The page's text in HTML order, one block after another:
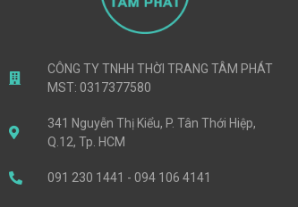
CÔNG TY TNHH THỜI TRANG TÂM PHÁT
MST: 0317377580
341 Nguyễn Thị Kiểu, P. Tân Thới Hiệp,
Q.12, Tp. HCM
091 230 1441 - 094 106 4141